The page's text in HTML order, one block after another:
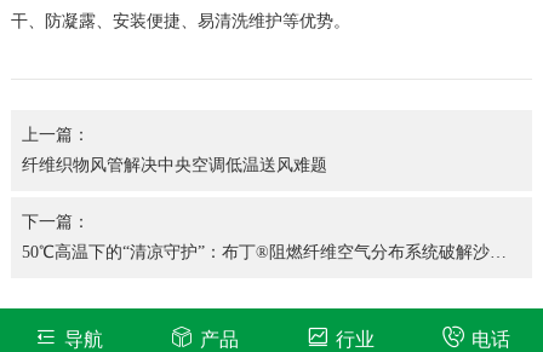
干、防凝露、安装便捷、易清洗维护等优势。
上一篇：
纤维织物风管解决中央空调低温送风难题
下一篇：
50℃高温下的“清凉守护”：布丁®阻燃纤维空气分布系统破解沙特
导航 产品 行业 电话